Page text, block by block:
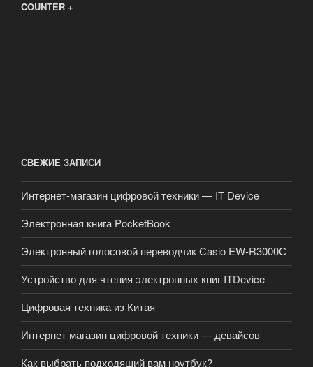
COUNTER +
СВЕЖИЕ ЗАПИСИ
Интернет-магазин цифровой техники — IT Device
Электронная книга PocketBook
Электронный голосовой переводчик Casio EW-R3000С
Устройство для чтения электронных книг ITDevice
Цифровая техника из Китая
Интернет магазин цифровой техники — девайсов
Как выбрать подходящий вам ноутбук?